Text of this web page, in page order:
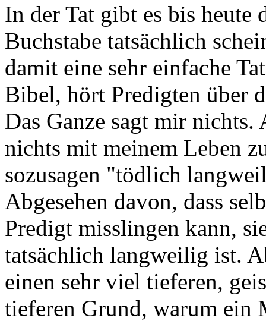
In der Tat gibt es bis heute
Buchstabe tatsächlich
damit eine sehr einfache
Bibel, hört Predigten über
Das Ganze sagt mir
nichts mit meinem Leben
sozusagen "tödlich
Abgesehen davon, dass
Predigt misslingen kann,
tatsächlich langweilig ist.
einen sehr viel tieferen,
tieferen Grund, warum ein